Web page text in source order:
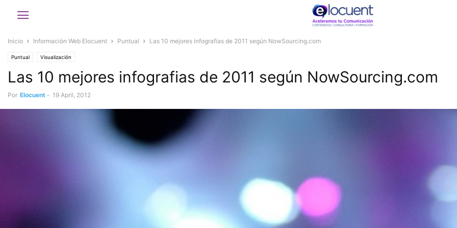
Inicio Información Web Elocuent Puntual Las 10 mejores infografias de 2011 según NowSourcing.com
Puntual Visualización
Las 10 mejores infografias de 2011 según NowSourcing.com
Por Elocuent - 19 April, 2012